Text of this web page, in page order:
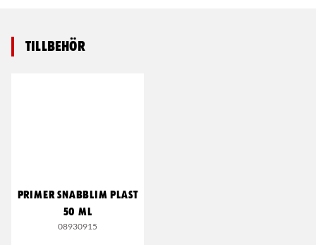
Tillbehör
PRIMER SNABBLIM PLAST
50 ML
08930915